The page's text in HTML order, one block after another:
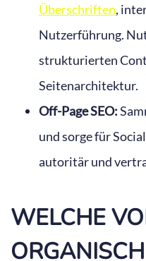
Überschriften,
Nutzerführung.
strukturierten
Seitenarchitektur.
Off-Page SEO:
und sorge für
autoritär und
WELCHE